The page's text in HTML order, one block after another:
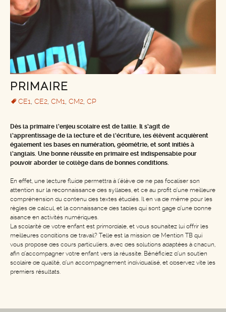
PRIMAIRE
CE1 CE2 CM1 CM2 CP
Dès la primaire l’enjeu scolaire est de taille. Il s’agit de
l’apprentissage de la lecture et de l’écriture, les élèvent acquièrent
également les bases en numération, géométrie, et sont initiés à
l’anglais. Une bonne réussite en primaire est indispensable pour
pouvoir aborder le collège dans de bonnes conditions.
En effet, une lecture fluide permettra à l’élève de ne pas focaliser son
attention sur la reconnaissance des syllabes, et ce au profit d’une meilleure
compréhension du contenu des textes étudiés. Il en va de même pour les
règles de calcul, et la connaissance des tables qui sont gage d’une bonne
aisance en activités numériques.
La scolarité de votre enfant est primordiale, et vous souhaitez lui offrir les
meilleures conditions de travail? Telle est la mission de Mention TB qui
vous propose des cours particuliers, avec des solutions adaptées à chacun,
afin d’accompagner votre enfant vers la réussite. Bénéficiez d’un soutien
scolaire de qualité, d’un accompagnement individualisé, et observez vite les
premiers résultats.